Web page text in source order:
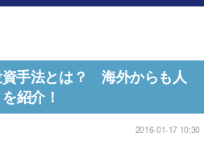
資手法とは？ 海外からも人
紹介！
2016-01-17 10:30